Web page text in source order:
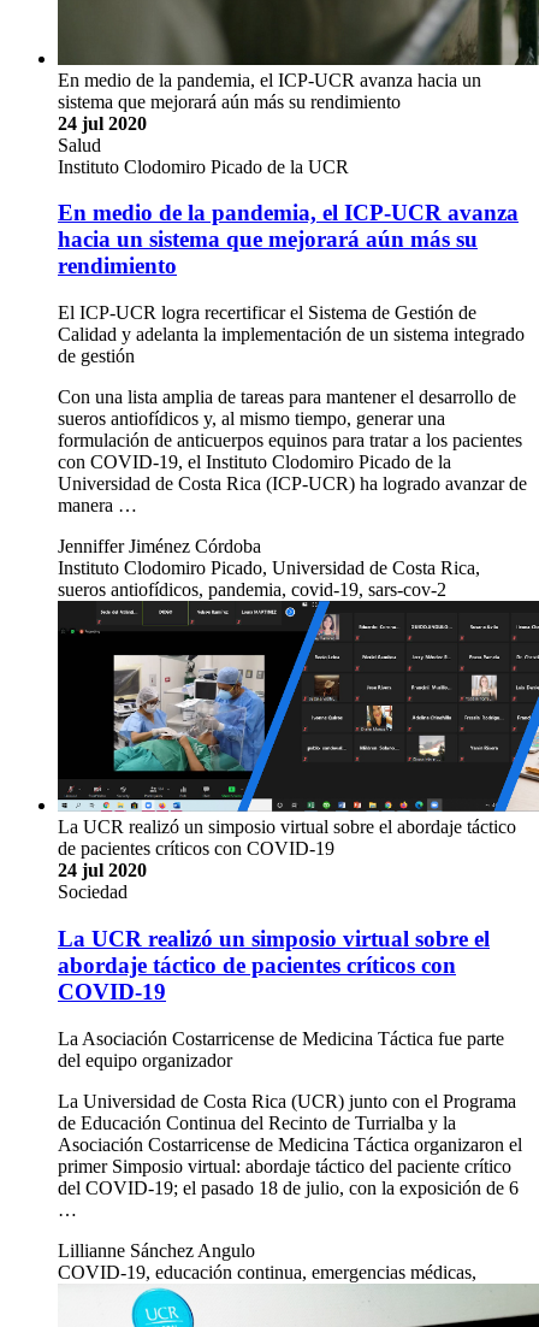
En medio de la pandemia, el ICP-UCR avanza hacia un
sistema que mejorará aún más su rendimiento
24 jul 2020
Salud
Instituto Clodomiro Picado de la UCR
En medio de la pandemia, el ICP-UCR avanza
hacia un sistema que mejorará aún más su
rendimiento
El ICP-UCR logra recertificar el Sistema de Gestión de
Calidad y adelanta la implementación de un sistema integrado
de gestión
Con una lista amplia de tareas para mantener el desarrollo de
sueros antiofídicos y, al mismo tiempo, generar una
formulación de anticuerpos equinos para tratar a los pacientes
con COVID-19, el Instituto Clodomiro Picado de la
Universidad de Costa Rica (ICP-UCR) ha logrado avanzar de
manera …
Jenniffer Jiménez Córdoba
Instituto Clodomiro Picado, Universidad de Costa Rica,
sueros antiofídicos, pandemia, covid-19, sars-cov-2
La UCR realizó un simposio virtual sobre el abordaje táctico
de pacientes críticos con COVID-19
24 jul 2020
Sociedad
La UCR realizó un simposio virtual sobre el
abordaje táctico de pacientes críticos con
COVID-19
La Asociación Costarricense de Medicina Táctica fue parte
del equipo organizador
La Universidad de Costa Rica (UCR) junto con el Programa
de Educación Continua del Recinto de Turrialba y la
Asociación Costarricense de Medicina Táctica organizaron el
primer Simposio virtual: abordaje táctico del paciente crítico
del COVID-19; el pasado 18 de julio, con la exposición de 6
…
Lillianne Sánchez Angulo
COVID-19, educación continua, emergencias médicas,